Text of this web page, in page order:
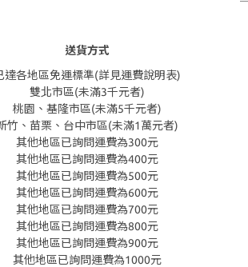
送貨方式
達各地區免運標準(詳見運費說明表)
雙北市區(未滿3千元者)
桃園、基隆市區(未滿5千元者)
竹、苗栗、台中市區(未滿1萬元者)
其他地區已詢問運費為300元
其他地區已詢問運費為400元
其他地區已詢問運費為500元
其他地區已詢問運費為600元
其他地區已詢問運費為700元
其他地區已詢問運費為800元
其他地區已詢問運費為900元
其他地區已詢問運費為1000元